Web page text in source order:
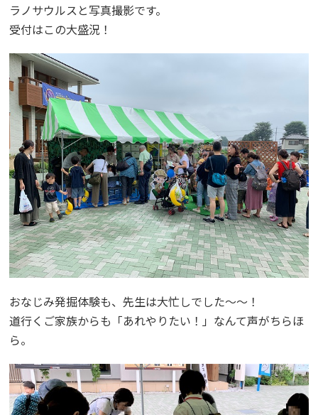
ラノサウルスと写真撮影です。
受付はこの大盛況！
おなじみ発掘体験も、先生は大忙しでした～～！
道行くご家族からも「あれやりたい！」なんて声がちらほ
ら。